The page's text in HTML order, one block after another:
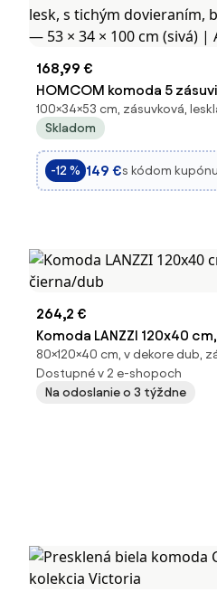
168,99 €
HOMCOM komoda 5
lesk, s tichým dovieraním,
bezúchytová — 53 × 34 ×
Aosom
100×34×53 cm, zásuvková,
Skladom
-12 % 149 €s kódom kupónu
264,2 €
Komoda LANZZI 120x40
80×120×40 cm, v dekore dub,
Dostupné v 2 e-shopoch
Na odoslanie o 3 týždne